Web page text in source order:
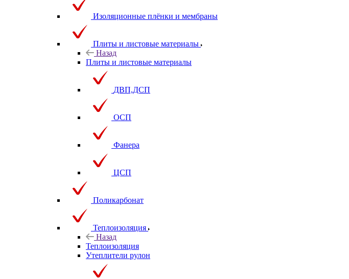
Изоляционные плёнки и мембраны
Плиты и листовые материалы
Назад
Плиты и листовые материалы
ДВП,ДСП
ОСП
Фанера
ЦСП
Поликарбонат
Теплоизоляция
Назад
Теплоизоляция
Утеплители рулон